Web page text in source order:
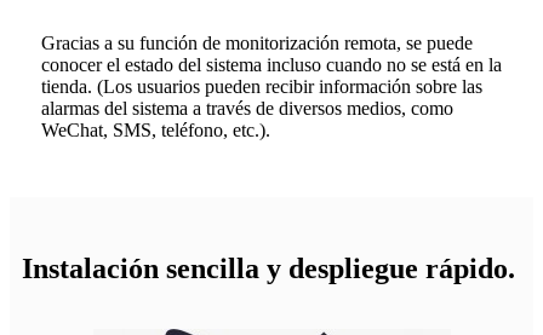
Gracias a su función de monitorización remota, se puede
conocer el estado del sistema incluso cuando no se está en la
tienda. (Los usuarios pueden recibir información sobre las
alarmas del sistema a través de diversos medios, como
WeChat, SMS, teléfono, etc.).
Instalación sencilla y despliegue rápido.